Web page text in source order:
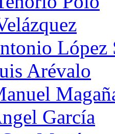
López
Arévalo
García